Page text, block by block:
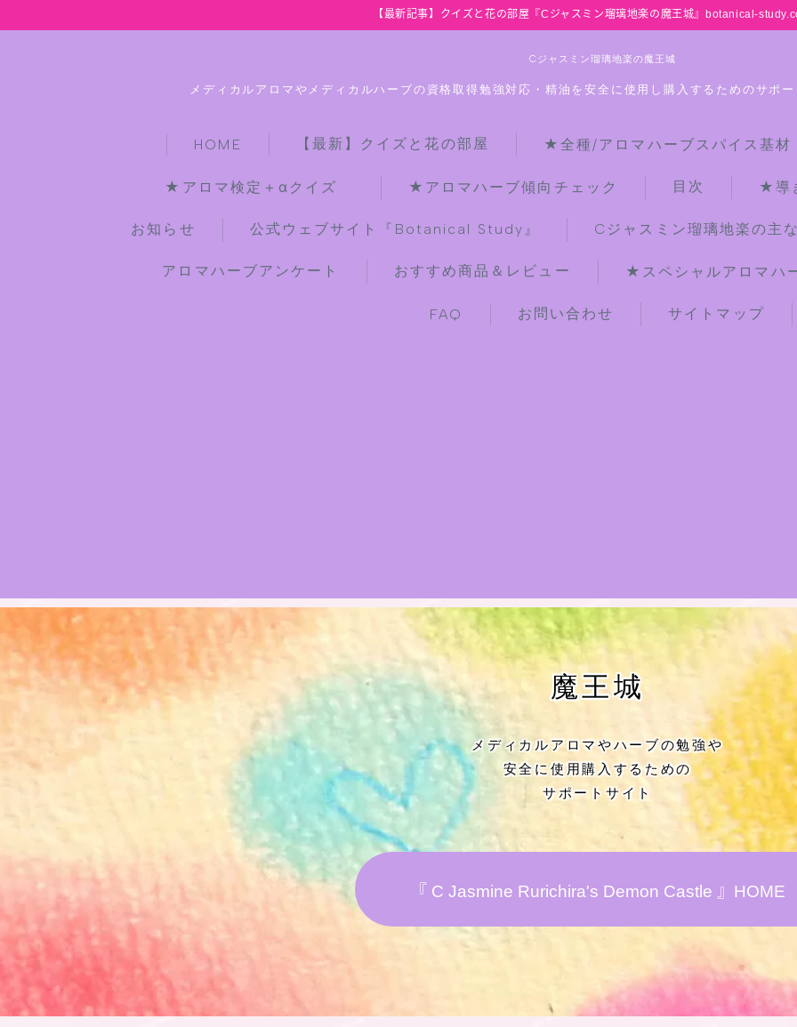
【最新記事】クイズと花の部屋『Cジャスミン瑠璃地楽の魔王城』botanical-
Cジャスミン瑠璃地楽の魔王城
メディカルアロマやメディカルハーブの資格取得勉強対応・精油を安全に使用し購入するためのサポ
HOME 【最新】クイズと花の部屋 ★全種/アロマハーブスパイス基
★アロマ検定＋αクイズ ★アロマハーブ傾向チェック 目次 ★導
お知らせ 公式ウェブサイト『Botanical Study』 Cジャスミン瑠璃地楽の主
アロマハーブアンケート おすすめ商品＆レビュー ★スペシャルアロマハ
FAQ お問い合わせ サイトマップ
【最新】クイズと花の部屋
★全種/アロマハーブスパイス基材 プ
お知らせ
公式ウェブサイト『Botanical Study』
Cジャスミン瑠璃地楽の主な活動先リン
ク集
プロフィール
アロマハーブアンケート
おすすめ商品＆レビュー
★スペシャルアロマハーブ４択クイズ
FAQ
魔王城
メディカルアロマやハーブの勉強や
安全に使用購入するための
サポートサイト
『 C Jasmine Rurichira's Demon Castle 』HOME